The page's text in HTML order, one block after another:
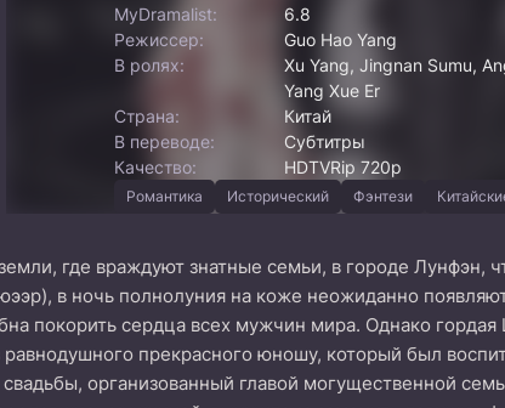
MyDramalist:
6.8
Режиссер:
Guo Hao Yang
В ролях:
Xu Yang, Jingnan Sumu,
Yang Xue Er
Страна:
Китай
В переводе:
Субтитры
Качество:
HDTVRip 720p
Романтика Исторический Фэнтези
где враждуют знатные семьи, в городе Лунфэн,
в ночь полнолуния на коже неожиданно
покорить сердца всех мужчин мира. Однако
прекрасного юношу, который был
организованный главой могущественной